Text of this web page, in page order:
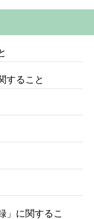
すること
」に関するこ